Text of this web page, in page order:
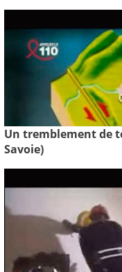
Un tremblement de
Savoie)